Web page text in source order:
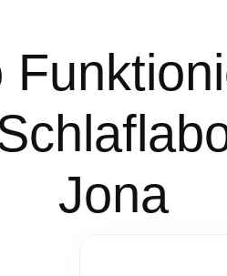
Jona